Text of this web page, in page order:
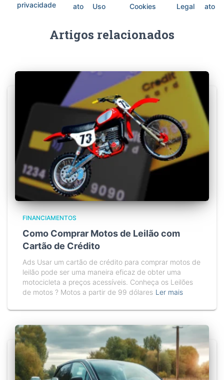
privacidade
ato
Uso
Cookies
Legal
ato
Artigos relacionados
FINANCIAMENTOS
Como Comprar Motos de Leilão com
Cartão de Crédito
Ads Usar um cartão de crédito para comprar motos de
leilão pode ser uma maneira eficaz de obter uma
motocicleta a preços acessíveis. Conheça os Leilões
de motos ? Motos a partir de 99 dólares Ler mais